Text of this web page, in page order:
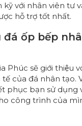
kỹ với nhân viên tư
hỗ trợ tốt nhất.
đá ốp bếp
Phúc sẽ giới thiệu
của đá nhân tạo.
phục bạn sử dụng
công trình của